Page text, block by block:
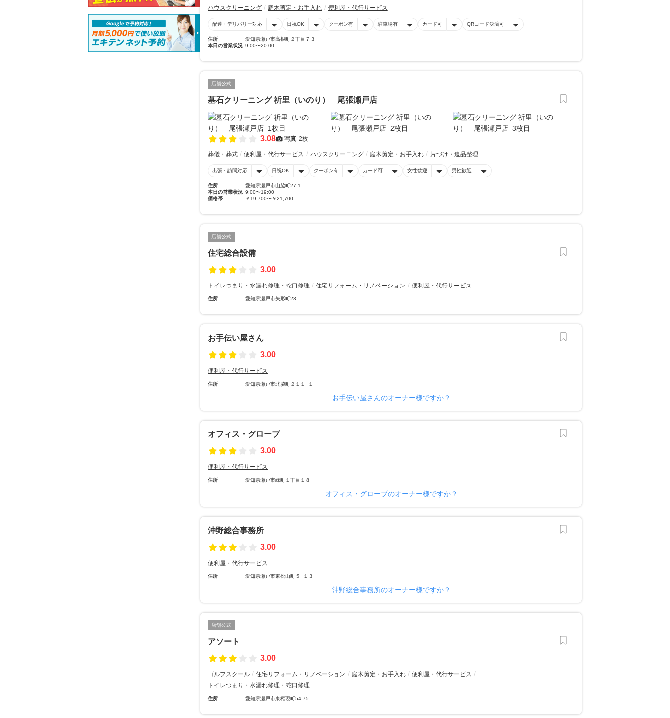
ハウスクリーニング 庭木剪定・お手入れ 便利屋・代行サービス
配達・デリバリー対応 日祝OK クーポン有 駐車場有 カード可 QRコード決済可
住所
愛知県瀬戸市高根町２丁目７３
本日の営業状況 9:00〜20:00
店舗公式
墓石クリーニング 祈里（いのり） 尾張瀬戸店
3.08 写真 2枚
葬儀・葬式 便利屋・代行サービス ハウスクリーニング 庭木剪定・お手入れ 片づけ・遺品整理
出張・訪問対応 日祝OK クーポン有 カード可 女性歓迎 男性歓迎
住所
愛知県瀬戸市山脇町27-1
本日の営業状況 9:00〜19:00
価格帯
￥19,700〜￥21,700
店舗公式
住宅総合設備
3.00
トイレつまり・水漏れ修理・蛇口修理 住宅リフォーム・リノベーション 便利屋・代行サービス
住所 愛知県瀬戸市矢形町23
お手伝い屋さん
3.00
便利屋・代行サービス
住所 愛知県瀬戸市北脇町２１１−１
お手伝い屋さんのオーナー様ですか？
オフィス・グローブ
3.00
便利屋・代行サービス
住所 愛知県瀬戸市緑町１丁目１８
オフィス・グローブのオーナー様ですか？
沖野総合事務所
3.00
便利屋・代行サービス
住所 愛知県瀬戸市東松山町５−１３
沖野総合事務所のオーナー様ですか？
店舗公式
アソート
3.00
ゴルフスクール 住宅リフォーム・リノベーション 庭木剪定・お手入れ
便利屋・代行サービス
トイレつまり・水漏れ修理・蛇口修理
住所 愛知県瀬戸市東権現町54-75